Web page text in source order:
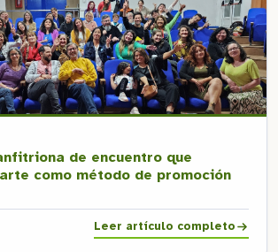
de encuentro que
como método de promoción
Leer artículo completo